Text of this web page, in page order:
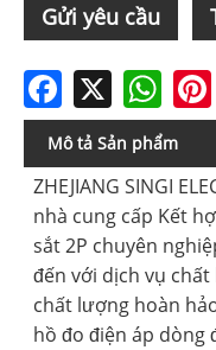
Gửi yêu cầu
Facebook
Mô tả Sản phẩm
ZHEJIANG SINGI
nhà cung cấp Kết
sắt 2P chuyên
đến với dịch vụ
chất lượng hoàn
hồ đo điện áp dòng